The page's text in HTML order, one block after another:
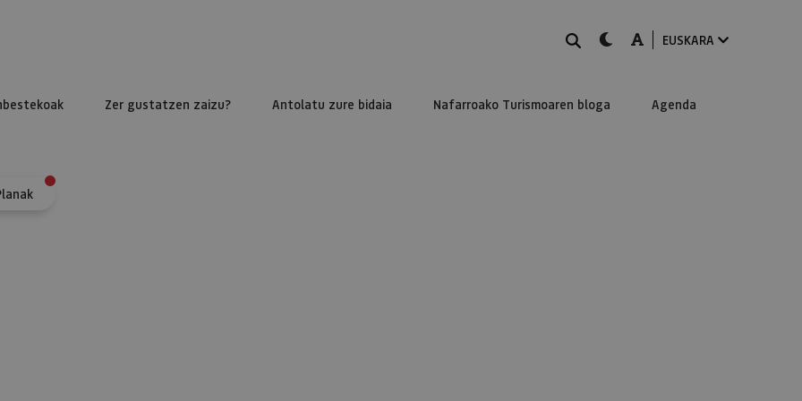
BILATUdark-mode
A-modeEUSKARA
Zer gustatzen zaizu? Antolatu zure bidaia Nafarroako Turismoaren bloga Agenda